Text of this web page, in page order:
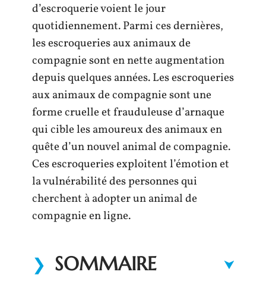
d’escroquerie voient le jour
quotidiennement. Parmi ces dernières,
les escroqueries aux animaux de
compagnie sont en nette augmentation
depuis quelques années. Les escroqueries
aux animaux de compagnie sont une
forme cruelle et frauduleuse d’arnaque
qui cible les amoureux des animaux en
quête d’un nouvel animal de compagnie.
Ces escroqueries exploitent l’émotion et
la vulnérabilité des personnes qui
cherchent à adopter un animal de
compagnie en ligne.
SOMMAIRE